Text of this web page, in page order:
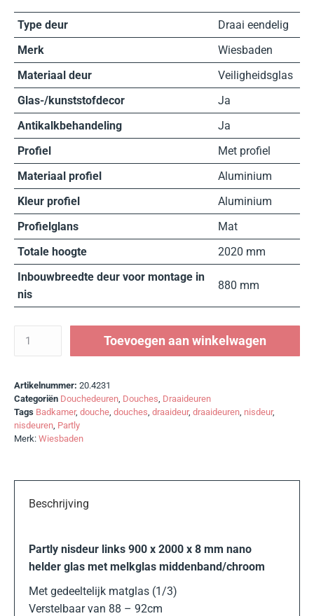
Type deur
Draai eendelig
Merk
Wiesbaden
Materiaal deur
Veiligheidsglas
Glas-/kunststofdecor
Ja
Antikalkbehandeling
Ja
Profiel
Met profiel
Materiaal profiel
Aluminium
Kleur profiel
Aluminium
Profielglans
Mat
Totale hoogte
2020 mm
Inbouwbreedte deur voor montage in
nis
880 mm
Toevoegen aan winkelwagen
Artikelnummer: 20.4231
Categoriën Douchedeuren Douches Draaideuren
Tags Badkamer, douche douches draaideur, draaideuren nisdeur,
nisdeuren Partly
Merk: Wiesbaden
Beschrijving
Partly nisdeur links 900 x 2000 x 8 mm nano
helder glas met melkglas middenband/chroom
Met gedeeltelijk matglas (1/3)
Verstelbaar van 88 – 92cm